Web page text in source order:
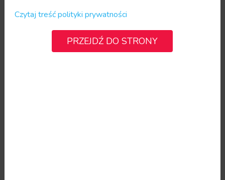
MEZOTERAPIA IGŁOWA
Czytaj treść polityki prywatności
PRZEJDŹ DO STRONY